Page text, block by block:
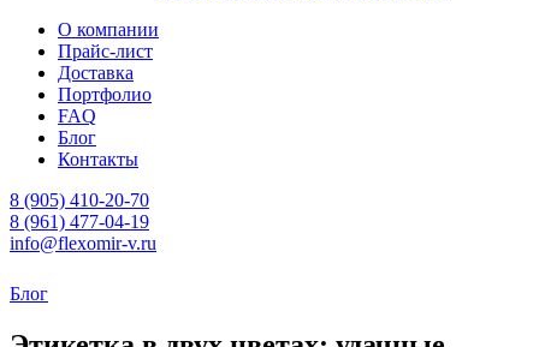
О компании
Прайс-лист
Доставка
Портфолио
FAQ
Блог
Контакты
8 (905) 410-20-70
8 (961) 477-04-19
info@flexomir-v.ru
Блог